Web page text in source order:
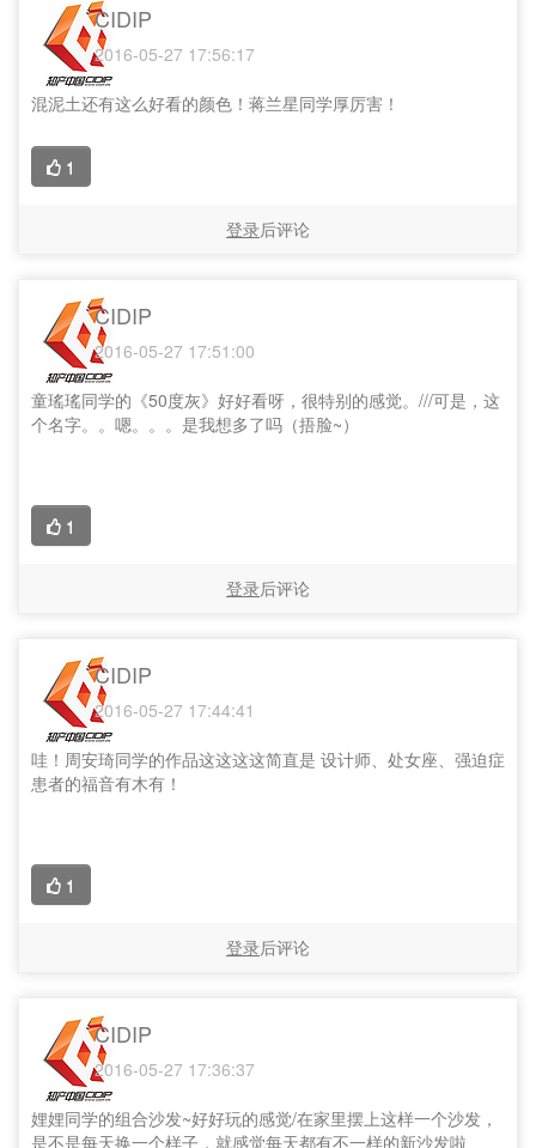
CIDIP
2016-05-27 17:56:17
混泥土还有这么好看的颜色！蒋兰星同学厚厉害！
1
登录后评论
CIDIP
2016-05-27 17:51:00
童瑤瑤同学的《50度灰》好好看呀，很特别的感觉。///可是，这
个名字。。嗯。。。是我想多了吗（捂脸~）
1
登录后评论
CIDIP
2016-05-27 17:44:41
哇！周安琦同学的作品这这这这简直是 设计师、处女座、强迫症
患者的福音有木有！
1
登录后评论
CIDIP
2016-05-27 17:36:37
娌娌同学的组合沙发~好好玩的感觉/在家里摆上这样一个沙发，
是不是每天换一个样子，就感觉每天都有不一样的新沙发啦